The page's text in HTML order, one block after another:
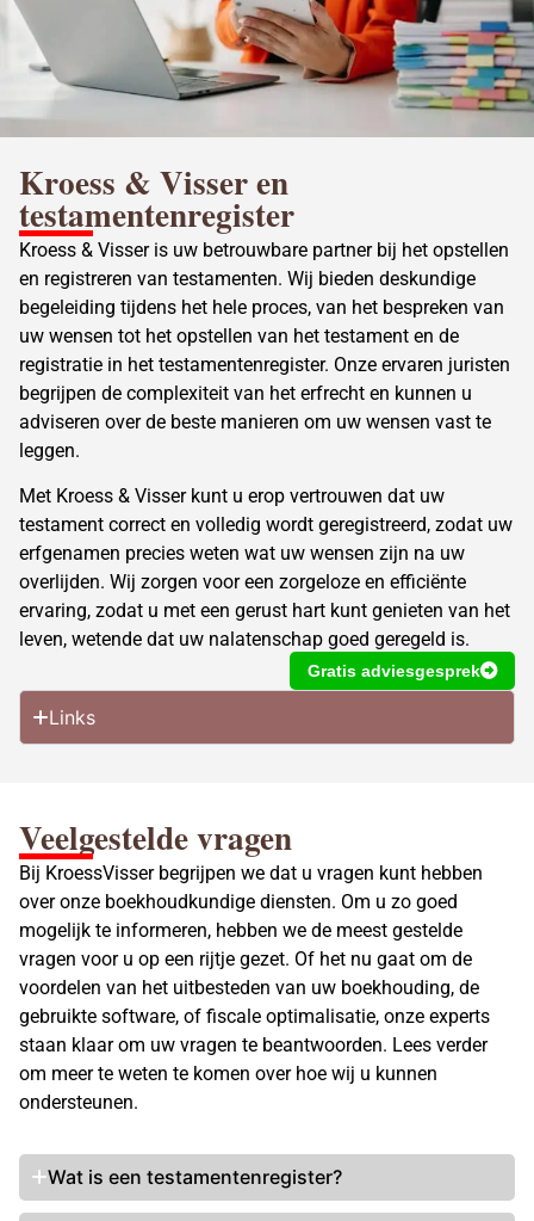
Kroess & Visser en
testamentenregister
Kroess & Visser is uw betrouwbare partner bij het opstellen
en registreren van testamenten. Wij bieden deskundige
begeleiding tijdens het hele proces, van het bespreken van
uw wensen tot het opstellen van het testament en de
registratie in het testamentenregister. Onze ervaren juristen
begrijpen de complexiteit van het erfrecht en kunnen u
adviseren over de beste manieren om uw wensen vast te
leggen.
Met Kroess & Visser kunt u erop vertrouwen dat uw
testament correct en volledig wordt geregistreerd, zodat uw
erfgenamen precies weten wat uw wensen zijn na uw
overlijden. Wij zorgen voor een zorgeloze en efficiënte
ervaring, zodat u met een gerust hart kunt genieten van het
leven, wetende dat uw nalatenschap goed geregeld is.
Gratis adviesgesprek
Links
Veelgestelde vragen
Bij KroessVisser begrijpen we dat u vragen kunt hebben
over onze boekhoudkundige diensten. Om u zo goed
mogelijk te informeren, hebben we de meest gestelde
vragen voor u op een rijtje gezet. Of het nu gaat om de
voordelen van het uitbesteden van uw boekhouding, de
gebruikte software, of fiscale optimalisatie, onze experts
staan klaar om uw vragen te beantwoorden. Lees verder
om meer te weten te komen over hoe wij u kunnen
ondersteunen.
Wat is een testamentenregister?